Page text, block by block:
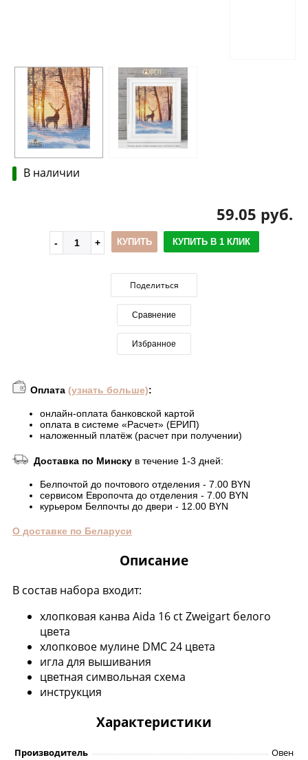
В наличии
59.05 руб.
КУПИТЬ КУПИТЬ В 1 КЛИК
Поделиться
Сравнение
Избранное
Оплата (узнать больше):
онлайн-оплата банковской картой
оплата в системе «Расчет» (ЕРИП)
наложенный платёж (расчет при получении)
Доставка по Минску в течение 1-3 дней:
Белпочтой до почтового отделения - 7.00 BYN
сервисом Европочта до отделения - 7.00 BYN
курьером Белпочты до двери - 12.00 BYN
О доставке по Беларуси
Описание
В состав набора входит:
хлопковая канва Aida 16 ct Zweigart белого
цвета
хлопковое мулине DMC 24 цвета
игла для вышивания
цветная символьная схема
инструкция
Характеристики
Производитель Овен